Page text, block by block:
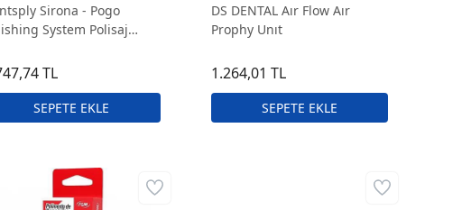
Sirona - Pogo
System Polisaj
TL
DS DENTAL Aır Flow Aır
Prophy Unıt
1.264,01 TL